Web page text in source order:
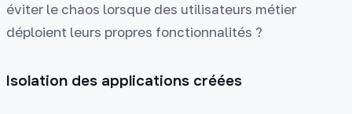
éviter le chaos lorsque des utilisateurs métier
déploient leurs propres fonctionnalités ?
Isolation des applications créées